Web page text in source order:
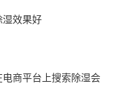
湿效果好
电商平台上搜索除湿会